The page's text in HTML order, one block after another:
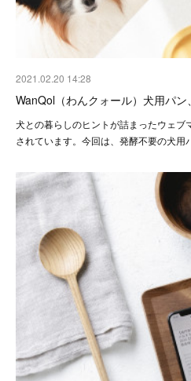
2021.02.20 14:28
WanQol（わんクォール）犬用パ
犬との暮らしのヒントが詰まったウェ
されています。今回は、発酵不要の犬用